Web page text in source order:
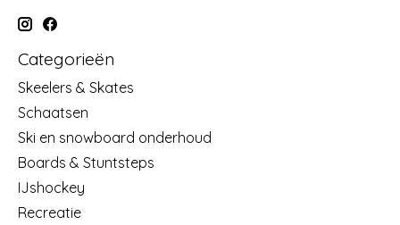
Categorieën
Skeelers & Skates
Schaatsen
Ski en snowboard onderhoud
Boards & Stuntsteps
IJshockey
Recreatie